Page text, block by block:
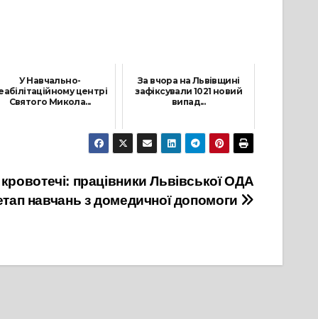
У Навчально-
центрі
Святого Микола...
За вчора на Львівщині
зафіксували 1021 новий
випад...
18 Листопада, 2021
працівники Львівської ОДА
навчань з домедичної допомоги